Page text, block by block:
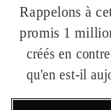
Rappelons à
promis 1
créés en
qu'en est-il